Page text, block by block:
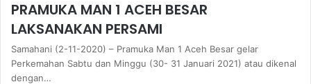
PRAMUKA MAN 1 ACEH BESAR
LAKSANAKAN PERSAMI
Samahani (2-11-2020) – Pramuka Man 1 Aceh Besar gelar
Perkemahan Sabtu dan Minggu (30- 31 Januari 2021) atau dikenal
dengan…